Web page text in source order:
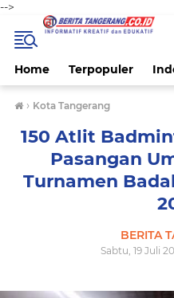
-->
Home Terpopuler
› Kota Tangerang
150 Atlit
Pasangan
Turnamen
BERITA
Sabtu, 19 Juli